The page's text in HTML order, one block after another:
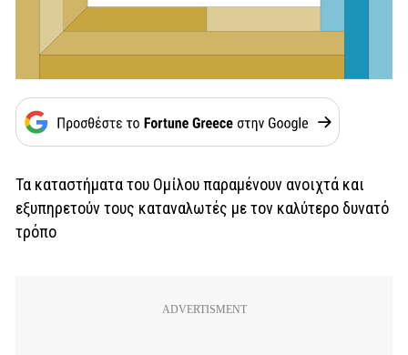
Τα καταστήματα του Ομίλου παραμένουν ανοιχτά και
εξυπηρετούν τους καταναλωτές με τον καλύτερο δυνατό
τρόπο